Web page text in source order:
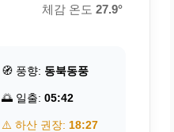
체감 온도 27.9°
🧭 풍향: 동북동풍
🌅 일출: 05:42
⚠️ 하산 권장: 18:27